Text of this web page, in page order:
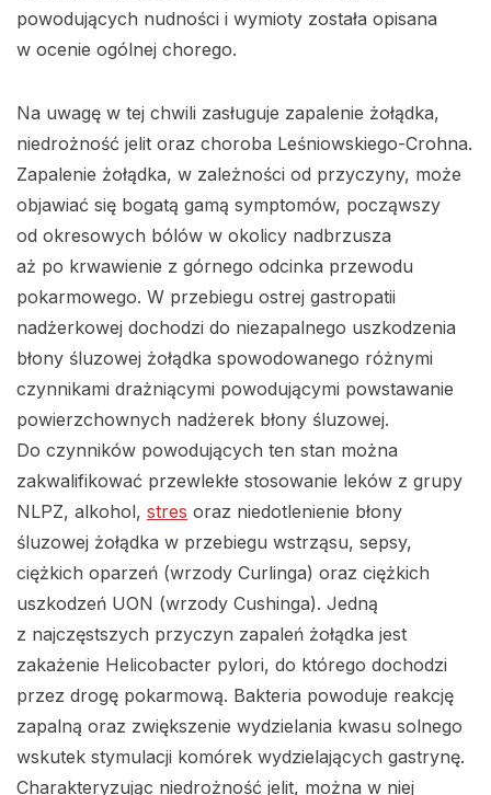
powodujących nudności i wymioty została opisana
w ocenie ogólnej chorego.
Na uwagę w tej chwili zasługuje zapalenie żołądka,
niedrożność jelit oraz choroba Leśniowskiego-Crohna.
Zapalenie żołądka, w zależności od przyczyny, może
objawiać się bogatą gamą symptomów, począwszy
od okresowych bólów w okolicy nadbrzusza
aż po krwawienie z górnego odcinka przewodu
pokarmowego. W przebiegu ostrej gastropatii
nadżerkowej dochodzi do niezapalnego uszkodzenia
błony śluzowej żołądka spowodowanego różnymi
czynnikami drażniącymi powodującymi powstawanie
powierzchownych nadżerek błony śluzowej.
Do czynników powodujących ten stan można
zakwalifikować przewlekłe stosowanie leków z grupy
NLPZ, alkohol, stres oraz niedotlenienie błony
śluzowej żołądka w przebiegu wstrząsu, sepsy,
ciężkich oparzeń (wrzody Curlinga) oraz ciężkich
uszkodzeń UON (wrzody Cushinga). Jedną
z najczęstszych przyczyn zapaleń żołądka jest
zakażenie Helicobacter pylori, do którego dochodzi
przez drogę pokarmową. Bakteria powoduje reakcję
zapalną oraz zwiększenie wydzielania kwasu solnego
wskutek stymulacji komórek wydzielających gastrynę.
Charakteryzując niedrożność jelit, można w niej